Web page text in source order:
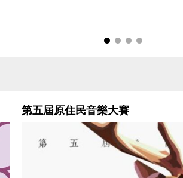
第五屆原住民音樂大賽